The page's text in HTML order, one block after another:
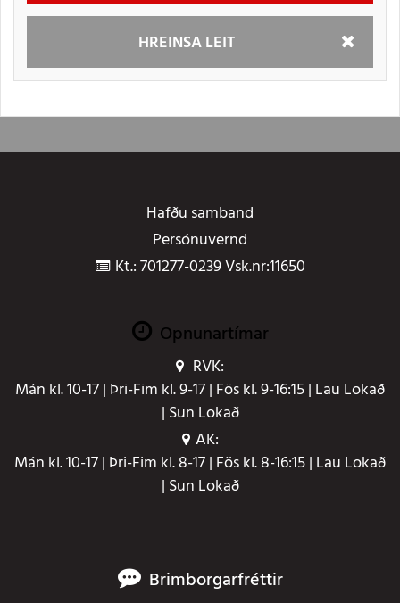
HREINSA LEIT
Hefja
Hafðu samband
Persónuvernd
Kt.: 701277-0239 Vsk.nr:11650
Opnunartímar
RVK:
Mán kl. 10-17 | Þri-Fim kl. 9-17 | Fös kl. 9-16:15 | Lau Lokað
| Sun Lokað
AK:
Mán kl. 10-17 | Þri-Fim kl. 8-17 | Fös kl. 8-16:15 | Lau Lokað
| Sun Lokað
Brimborgarfréttir